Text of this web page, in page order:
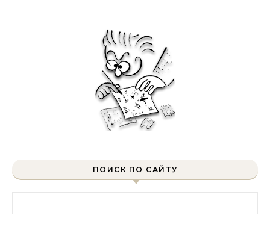
ПОИСК ПО САЙТУ